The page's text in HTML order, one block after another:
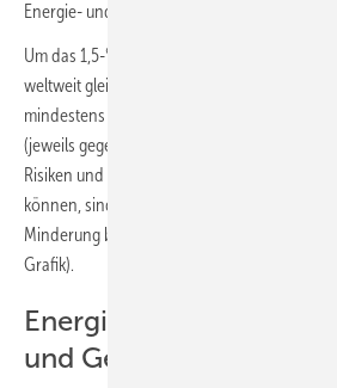
Energie- und Industriesysteme am Wuppertal
Um das 1,5-°C-Budget einzuhalten, sind
weltweit gleicher Pro-Kopf-Emissionen CO
mindestens minus 60 bis 2025 und
(jeweils gegenüber 1990) erforderlich. Denn
Risiken und Auswirkungen des
können, sind die kumulierten Emissionen.
Minderung bis 2035 ist dafür allerdings nicht
Grafik).
Energiewirtschaft,
und Gebäude im Fokus